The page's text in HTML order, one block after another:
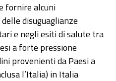
fornire alcuni
disuguaglianze
e negli esiti di salute tra
a forte pressione
provenienti da Paesi a
l’Italia) in Italia